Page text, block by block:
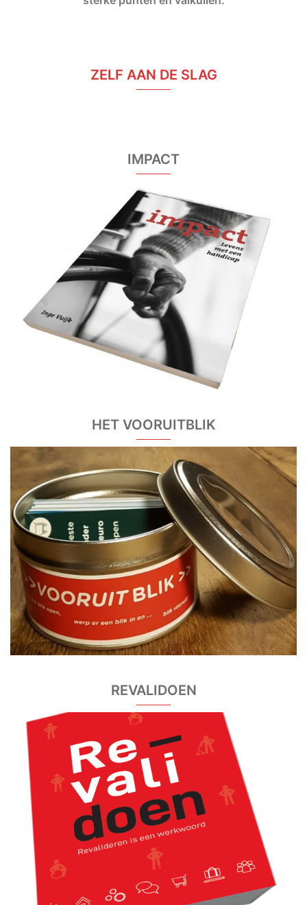
ZELF AAN DE SLAG
IMPACT
HET VOORUITBLIK
REVALIDOEN